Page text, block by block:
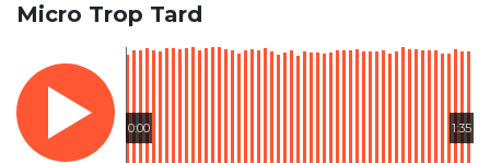
Micro Trop Tard
0:00 1:35